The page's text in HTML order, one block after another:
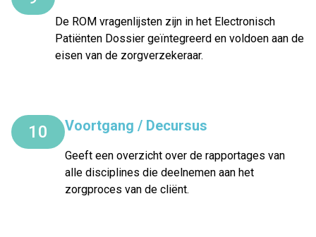
De ROM vragenlijsten zijn in het Electronisch
Patiënten Dossier geïntegreerd en voldoen aan de
eisen van de zorgverzekeraar.
10 Voortgang / Decursus
Geeft een overzicht over de rapportages van
alle disciplines die deelnemen aan het
zorgproces van de cliënt.